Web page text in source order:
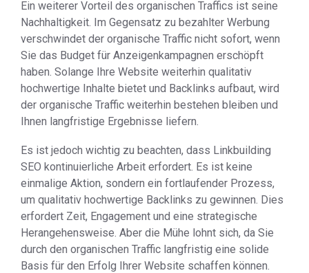
Ein weiterer Vorteil des organischen Traffics ist seine
Nachhaltigkeit. Im Gegensatz zu bezahlter Werbung
verschwindet der organische Traffic nicht sofort, wenn
Sie das Budget für Anzeigenkampagnen erschöpft
haben. Solange Ihre Website weiterhin qualitativ
hochwertige Inhalte bietet und Backlinks aufbaut, wird
der organische Traffic weiterhin bestehen bleiben und
Ihnen langfristige Ergebnisse liefern.
Es ist jedoch wichtig zu beachten, dass Linkbuilding
SEO kontinuierliche Arbeit erfordert. Es ist keine
einmalige Aktion, sondern ein fortlaufender Prozess,
um qualitativ hochwertige Backlinks zu gewinnen. Dies
erfordert Zeit, Engagement und eine strategische
Herangehensweise. Aber die Mühe lohnt sich, da Sie
durch den organischen Traffic langfristig eine solide
Basis für den Erfolg Ihrer Website schaffen können.